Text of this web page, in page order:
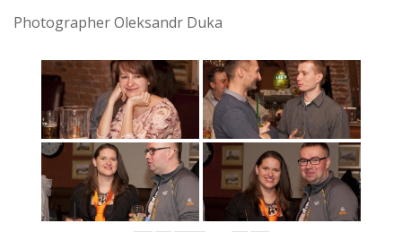
Photographer Oleksandr Duka